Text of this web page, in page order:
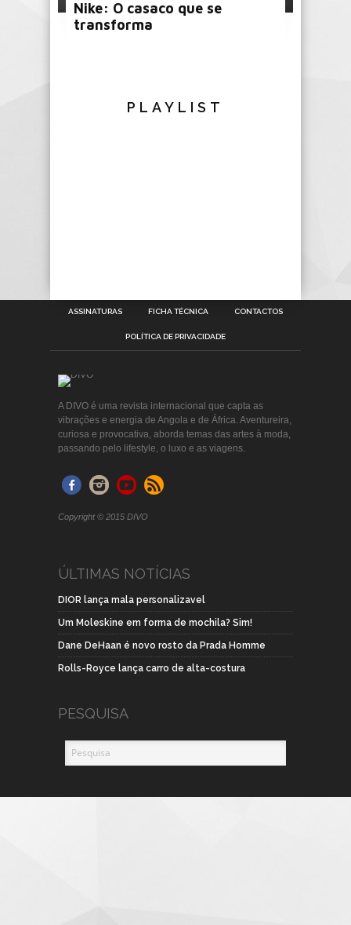
Nike: O casaco que se
transforma
PLAYLIST
ASSINATURAS FICHA TÉCNICA CONTACTOS
POLÍTICA DE PRIVACIDADE
A DIVO é uma revista internacional que capta as
vibrações e energia de Angola e de África. Aventureira,
curiosa e provocativa, aborda temas das artes à moda,
passando pelo lifestyle, o luxo e as viagens.
Copyright © 2015 DIVO
ÚLTIMAS NOTÍCIAS
DIOR lança mala personalizavel
Um Moleskine em forma de mochila? Sim!
Dane DeHaan é novo rosto da Prada Homme
Rolls-Royce lança carro de alta-costura
PESQUISA